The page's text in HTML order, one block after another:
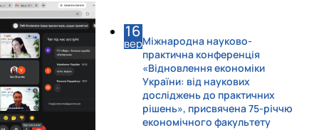
16
верМіжнародна науково-
практична конференція
«Відновлення економіки
України: від наукових
досліджень до практичних
рішень», присвячена 75-річчю
економічного факультету